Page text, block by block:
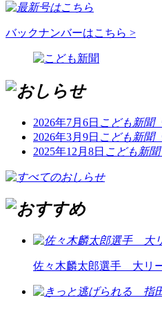
バックナンバーはこちら >
2026年7月6日 こども新聞
2026年3月9日 こども新聞
2025年12月8日 こども新
佐々木麟太郎選手 大リ